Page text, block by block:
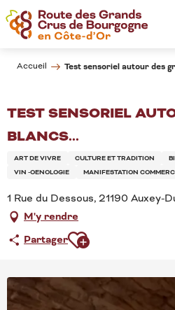
Aller
au
contenu
Accueil Test sensoriel autour des
TEST SENSORIEL
BLANCS...
ART DE VIVRE CULTURE ET TRADITION
VIN -OENOLOGIE
MANIFESTATION
1 Rue du Dessous, 21190 Auxey-
M'y rendre
PartagerAjouter aux favoris